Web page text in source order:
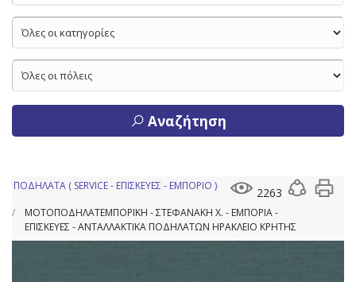
Αναζήτηση
2263
ΠΟΔΗΛΑΤΑ ( SERVICE - ΕΠΙΣΚΕΥΕΣ - ΕΜΠΟΡΙΟ )
ΜΟΤΟΠΟΔΗΛΑΤΕΜΠΟΡΙΚΗ - ΣΤΕΦΑΝΑΚΗ Χ. - ΕΜΠΟΡΙΑ -
ΕΠΙΣΚΕΥΕΣ - ΑΝΤΑΛΛΑΚΤΙΚΑ ΠΟΔΗΛΑΤΩΝ ΗΡΑΚΛΕΙΟ ΚΡΗΤΗΣ